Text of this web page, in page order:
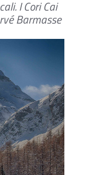
I Cori Cai
Barmasse